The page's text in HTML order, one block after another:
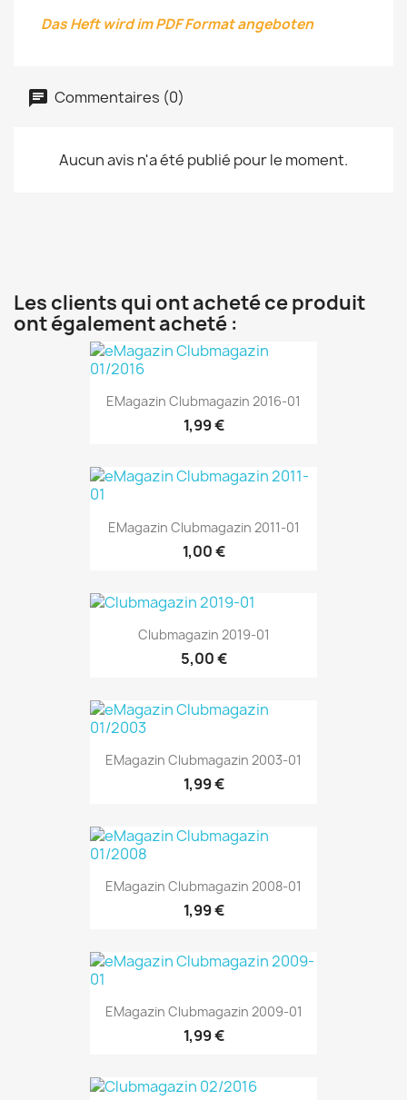
Das Heft wird im PDF Format angeboten
Commentaires (0)
Aucun avis n'a été publié pour le moment.
Les clients qui ont acheté ce produit
ont également acheté :
EMagazin Clubmagazin 2016-01
1,99 €
EMagazin Clubmagazin 2011-01
1,00 €
Clubmagazin 2019-01
5,00 €
EMagazin Clubmagazin 2003-01
1,99 €
EMagazin Clubmagazin 2008-01
1,99 €
EMagazin Clubmagazin 2009-01
1,99 €